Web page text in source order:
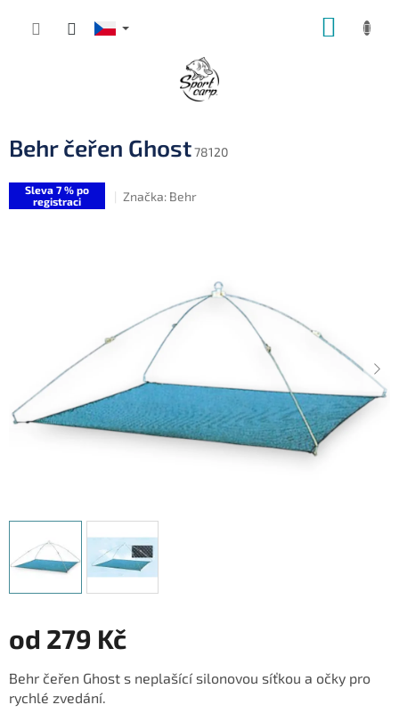
Behr čeřen Ghost78120
Sleva 7 % po
registraci
Značka: Behr
od 279 Kč
cena:
Behr čeřen Ghost s neplašící silonovou síťkou a očky pro
rychlé zvedání.